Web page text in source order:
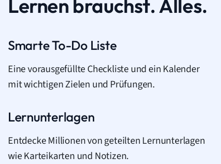
Lernen brauchst. Alles.
Smarte To-Do Liste
Eine vorausgefüllte Checkliste und ein Kalender
mit wichtigen Zielen und Prüfungen.
Lernunterlagen
Entdecke Millionen von geteilten Lernunterlagen
wie Karteikarten und Notizen.